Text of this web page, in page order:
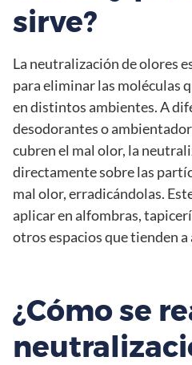
sirve?
La neutralización de olores
para eliminar las moléculas
en distintos ambientes. A
desodorantes o
cubren el mal olor, la
directamente sobre las
mal olor, erradicándolas.
aplicar en alfombras,
otros espacios que tienden
¿Cómo se